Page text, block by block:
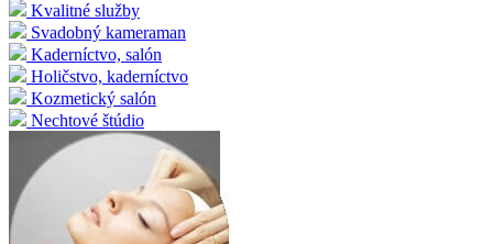
Kvalitné služby
Svadobný kameraman
Kaderníctvo, salón
Holičstvo, kaderníctvo
Kozmetický salón
Nechtové štúdio